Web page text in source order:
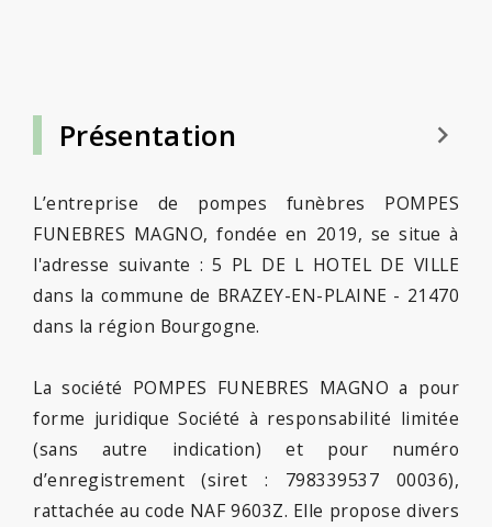
Présentation keyboard_arrow_right
L’entreprise de pompes funèbres POMPES
FUNEBRES MAGNO, fondée en 2019, se situe à
l'adresse suivante : 5 PL DE L HOTEL DE VILLE
dans la commune de BRAZEY-EN-PLAINE - 21470
dans la région Bourgogne.
La société POMPES FUNEBRES MAGNO a pour
forme juridique Société à responsabilité limitée
(sans autre indication) et pour numéro
d’enregistrement (siret : 798339537 00036),
rattachée au code NAF 9603Z. Elle propose divers